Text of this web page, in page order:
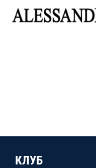
КЛУБ